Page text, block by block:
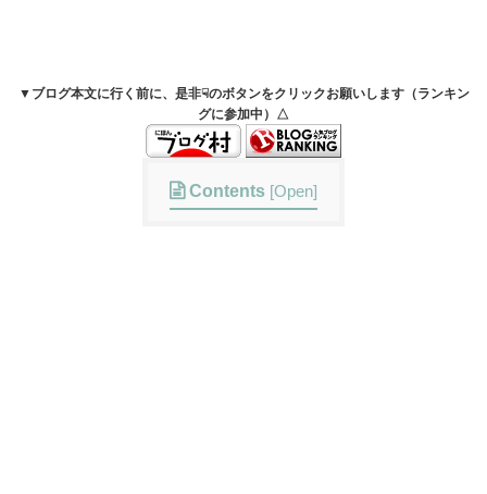
▼ブログ本文に行く前に、是非☟のボタンをクリックお願いします（ランキン
グに参加中）△
Contents [Open]